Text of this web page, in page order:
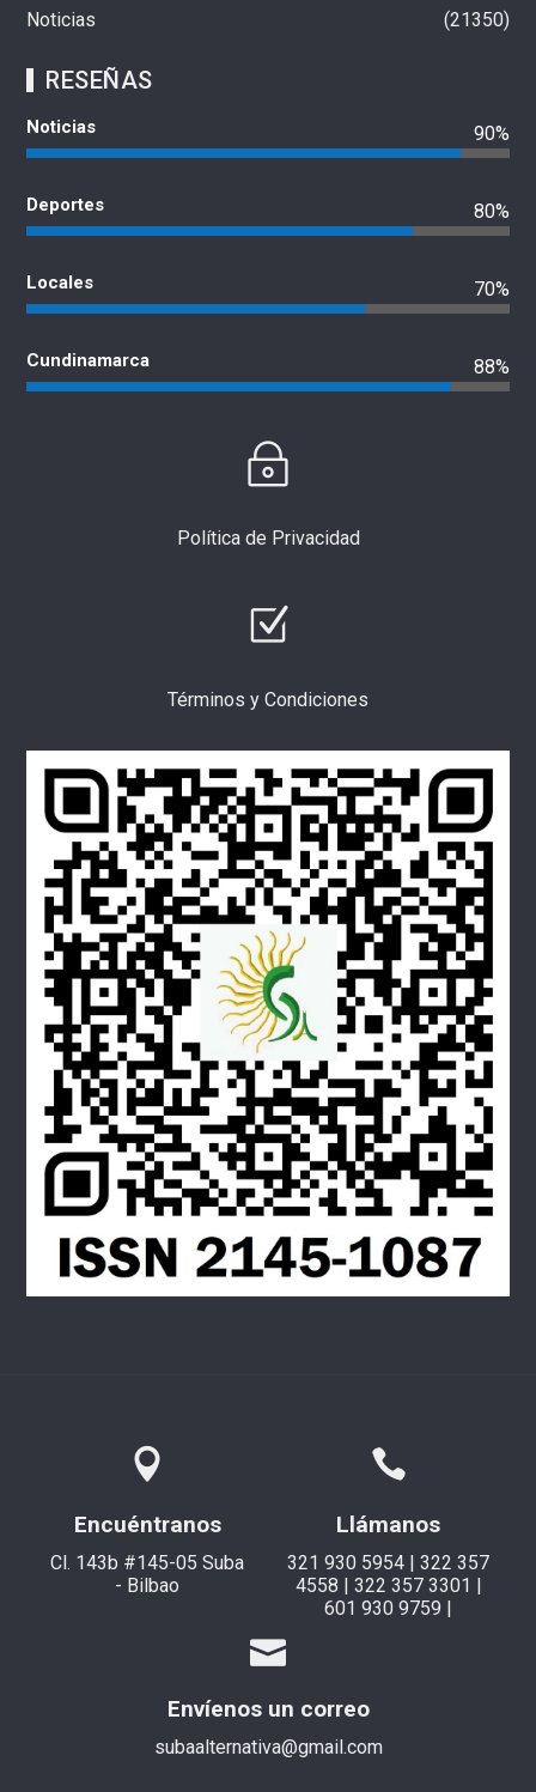
Noticias
21350
RESEÑAS
Noticias 90%
Deportes 80%
Locales 70%
Cundinamarca 88%
Política de Privacidad
Términos y Condiciones
Encuéntranos
Cl. 143b #145-05 Suba
- Bilbao
Llámanos
321 930 5954 | 322 357
4558 | 322 357 3301 |
601 930 9759 |
Envíenos un correo
subaalternativa@gmail.com